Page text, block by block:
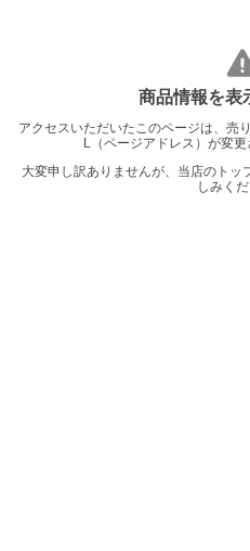
商品情報を表
アクセスいただいたこのページは、売
L（ページアドレス）が変更
大変申し訳ありませんが、当店のトッ
しみくだ